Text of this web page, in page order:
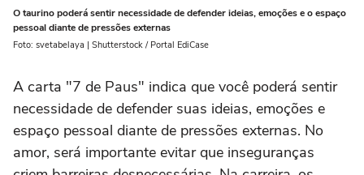
O taurino poderá sentir necessidade de defender ideias, emoções e o espaço
pessoal diante de pressões externas
Foto: svetabelaya | Shutterstock / Portal EdiCase
A carta "7 de Paus" indica que você poderá sentir
necessidade de defender suas ideias, emoções e
espaço pessoal diante de pressões externas. No
amor, será importante evitar que inseguranças